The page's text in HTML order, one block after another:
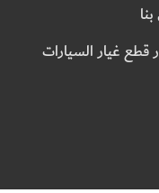
قطع غيار السيارات